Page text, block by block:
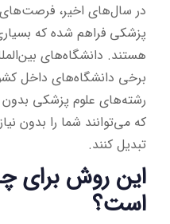
در سال‌های اخیر،
پزشکی فراهم شده که
هستند. دانشگاه‌های
برخی دانشگاه‌های داخل
رشته‌های علوم پزشکی بدون
که می‌توانند شما را بدون
تبدیل کنند.
این روش برای
است؟